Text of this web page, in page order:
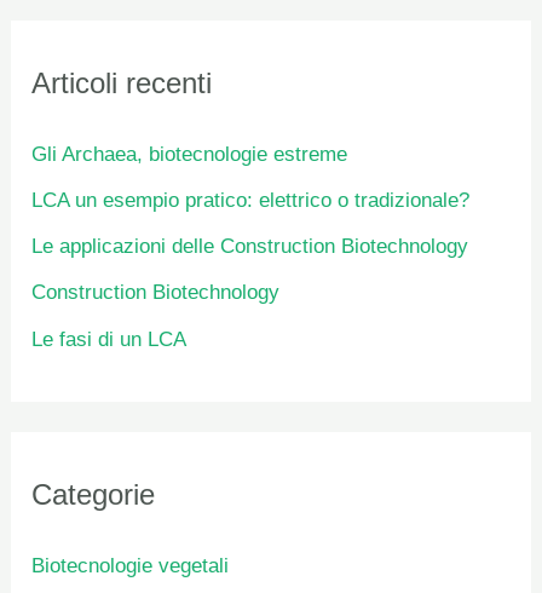
Articoli recenti
Gli Archaea, biotecnologie estreme
LCA un esempio pratico: elettrico o tradizionale?
Le applicazioni delle Construction Biotechnology
Construction Biotechnology
Le fasi di un LCA
Categorie
Biotecnologie vegetali